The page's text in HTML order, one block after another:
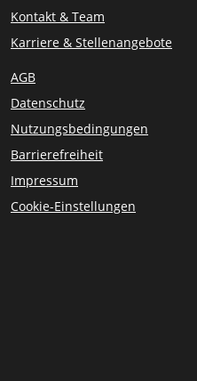
Kontakt & Team
Karriere & Stellenangebote
AGB
Datenschutz
Nutzungsbedingungen
Barrierefreiheit
Impressum
Cookie-Einstellungen